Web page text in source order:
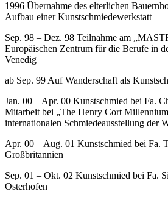
1996 Übernahme des elterlichen
Aufbau einer Kunstschmiedewerkstatt
Sep. 98 – Dez. 98 Teilnahme am
Europäischen Zentrum für die Berufe in
Venedig
ab Sep. 99 Auf Wanderschaft als
Jan. 00 – Apr. 00 Kunstschmied bei Fa.
Mitarbeit bei „The Henry Cort
internationalen Schmiedeausstellung der
Apr. 00 – Aug. 01 Kunstschmied bei Fa.
Großbritannien
Sep. 01 – Okt. 02 Kunstschmied bei Fa.
Osterhofen